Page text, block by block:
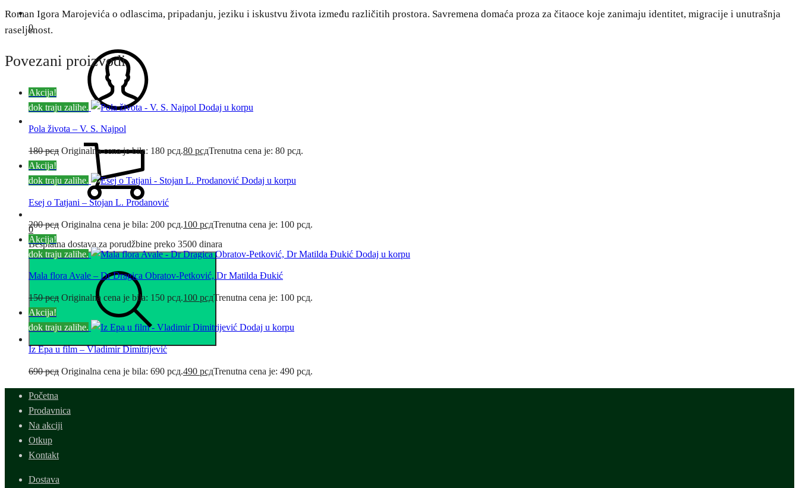
0
0
Besplatna dostava za porudžbine preko 3500 dinara
Roman Igora Marojevića o odlascima, pripadanju, jeziku i iskustvu života između različitih prostora. Savremena domaća proza za čitaoce koje zanimaju identitet, migracije i unutrašnja
raseljenost.
Povezani proizvodi
Akcija!
dok traju zalihe.
Dodaj u korpu
Pola života – V. S. Najpol
180рсд Originalna cena je bila: 180 рсд.80 рсдTrenutna cena je: 80 рсд.
Akcija!
dok traju zalihe.
Dodaj u korpu
Esej o Tatjani – Stojan L. Prodanović
200рсд Originalna cena je bila: 200 рсд.100 рсдTrenutna cena je: 100 рсд.
Akcija!
dok traju zalihe.
Dodaj u korpu
Mala flora Avale – Dr Dragica Obratov-Petković, Dr Matilda Đukić
150рсд Originalna cena je bila: 150 рсд.100 рсдTrenutna cena je: 100 рсд.
Akcija!
dok traju zalihe.
Dodaj u korpu
Iz Epa u film – Vladimir Dimitrijević
690рсд Originalna cena je bila: 690 рсд.490 рсдTrenutna cena je: 490 рсд.
Početna
Prodavnica
Na akciji
Otkup
Kontakt
Dostava